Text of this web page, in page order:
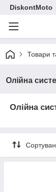
DiskontMoto
Товари
Олійна
Олійна